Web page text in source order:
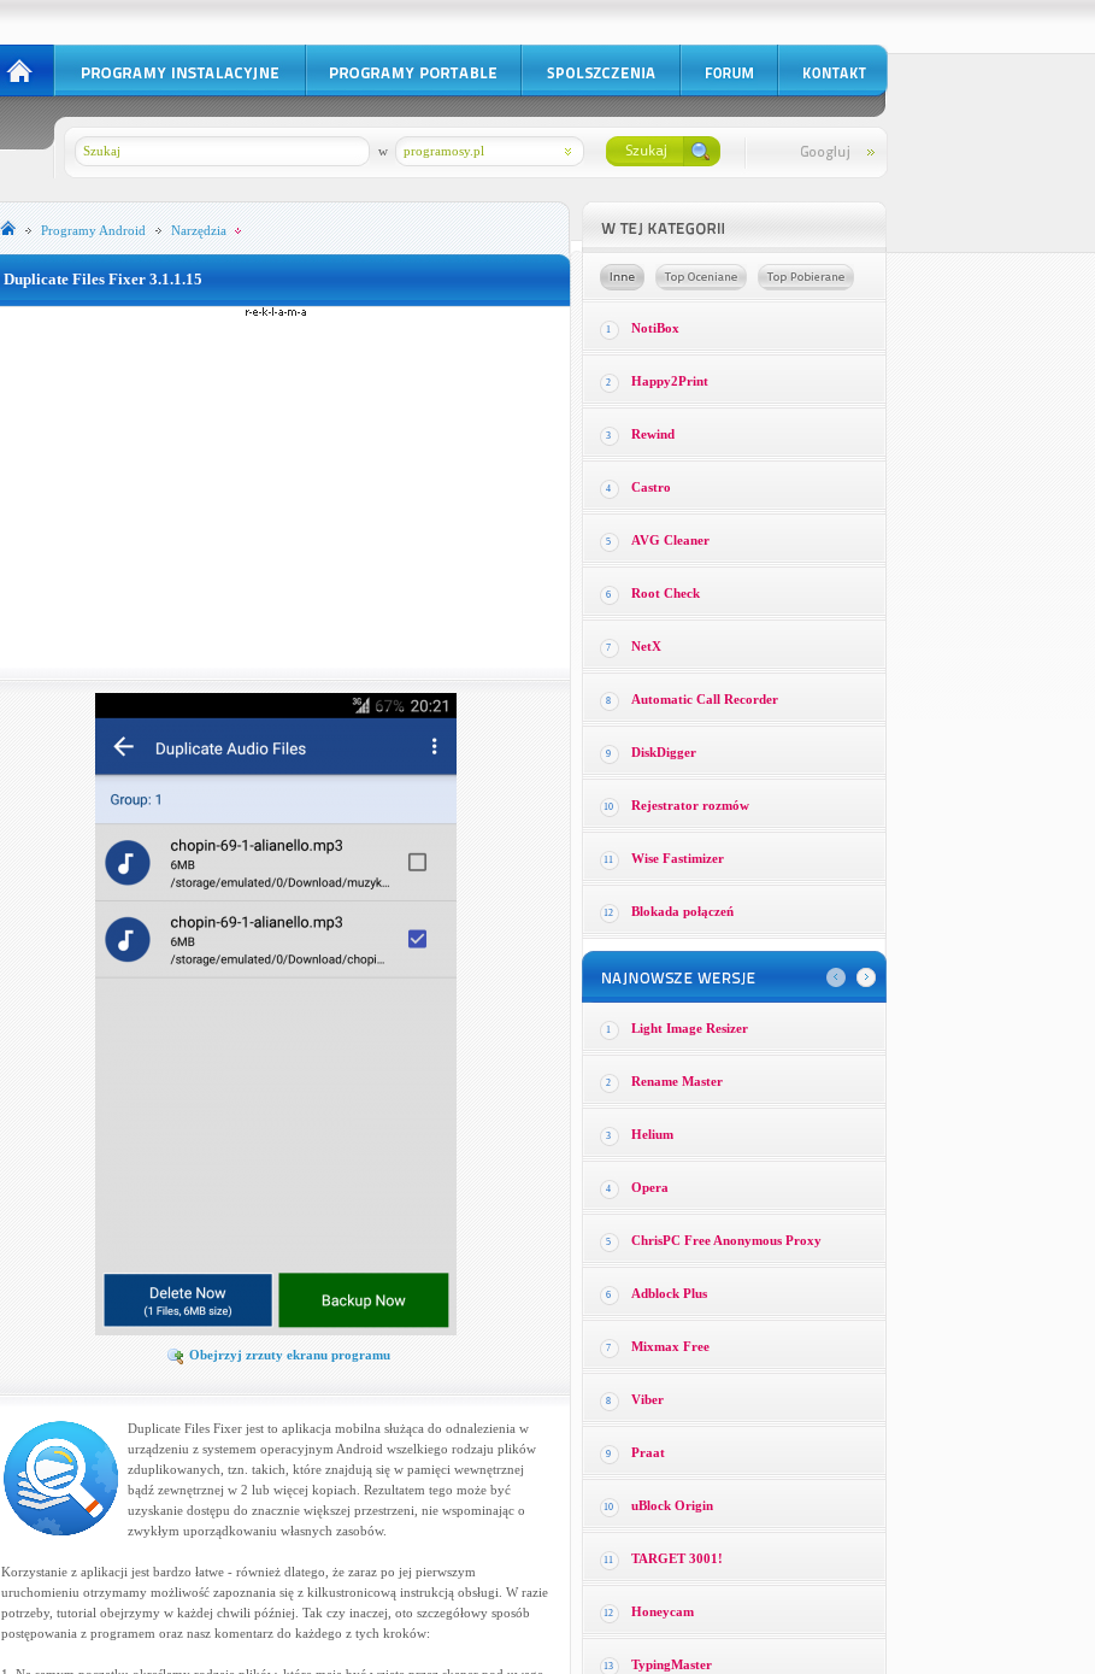
programosy.pl
w
ProgramyAndroid Narzędzia
Duplicate Files Fixer 3.1.1.15
Obejrzyj zrzuty ekranu programu
Duplicate Files Fixer jest to aplikacja mobilna służąca do odnalezienia w
urządzeniu z systemem operacyjnym Android wszelkiego rodzaju plików
zduplikowanych, tzn. takich, które znajdują się w pamięci wewnętrznej
bądź zewnętrznej w 2 lub więcej kopiach. Rezultatem tego może być
uzyskanie dostępu do znacznie większej przestrzeni, nie wspominając o
zwykłym uporządkowaniu własnych zasobów.
Korzystanie z aplikacji jest bardzo łatwe - również dlatego, że zaraz po jej pierwszym
uruchomieniu otrzymamy możliwość zapoznania się z kilkustronicową instrukcją obsługi. W razie
potrzeby, tutorial obejrzymy w każdej chwili później. Tak czy inaczej, oto szczegółowy sposób
postępowania z programem oraz nasz komentarz do każdego z tych kroków:
1 NotiBox
2 Happy2Print
3 Rewind
4 Castro
5 AVG Cleaner
6 Root Check
7 NetX
8 Automatic Call Recorder
9 DiskDigger
10 Rejestrator rozmów
11 Wise Fastimizer
12 Blokada połączeń
1 Light Image Resizer
2 Rename Master
3 Helium
4 Opera
5 ChrisPC Free Anonymous Proxy
6 Adblock Plus
7 Mixmax Free
8 Viber
9 Praat
10 uBlock Origin
11 TARGET 3001!
12 Honeycam
13 TypingMaster